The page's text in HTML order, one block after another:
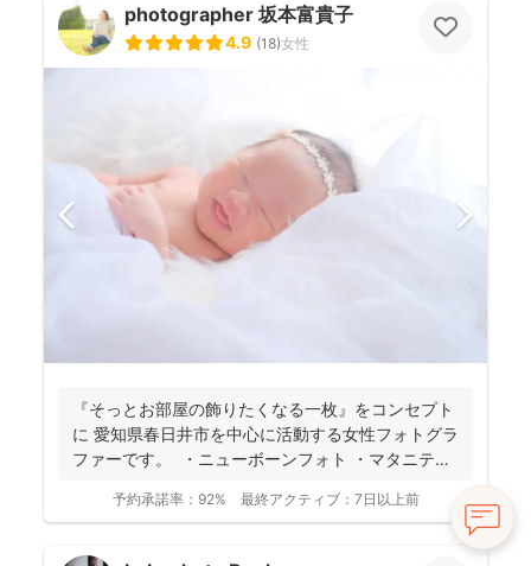
photographer 坂本富貴子
4.9 (18)女性
『そっとお部屋の飾りたくなる一枚』をコンセプト
に 愛知県春日井市を中心に活動する女性フォトグラ
ファーです。 ・ニューボーンフォト ・マタニティ
予約承諾率： 92% 最終アクティブ： 7日以上前